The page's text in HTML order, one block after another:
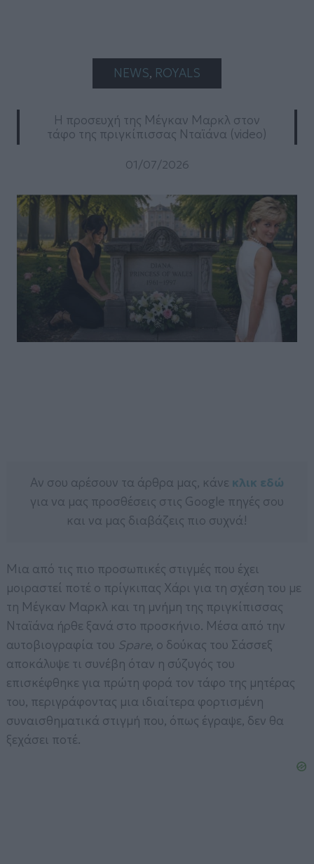
NEWS, ROYALS
Η προσευχή της Μέγκαν Μαρκλ στον
τάφο της πριγκίπισσας Νταϊάνα (video)
01/07/2026
Αν σου αρέσουν τα άρθρα μας, κάνε κλικ εδώ
για να μας προσθέσεις στις Google πηγές σου
και να μας διαβάζεις πιο συχνά!
Μια από τις πιο προσωπικές στιγμές που έχει
μοιραστεί ποτέ ο πρίγκιπας Χάρι για τη σχέση του με
τη Μέγκαν Μαρκλ και τη μνήμη της πριγκίπισσας
Νταϊάνα ήρθε ξανά στο προσκήνιο. Μέσα από την
αυτοβιογραφία του Spare, ο δούκας του Σάσσεξ
αποκάλυψε τι συνέβη όταν η σύζυγός του
επισκέφθηκε για πρώτη φορά τον τάφο της μητέρας
του, περιγράφοντας μια ιδιαίτερα φορτισμένη
συναισθηματικά στιγμή που, όπως έγραψε, δεν θα
ξεχάσει ποτέ.